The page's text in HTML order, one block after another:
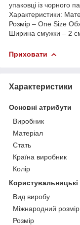
упаковці із чорного
Характеристики:
Розмір – One Size
Ширина смужки – 2
Приховати
Характеристики
Основні атрибути
Виробник
Матеріал
Стать
Країна виробник
Колір
Користувальницькі
Вид виробу
Міжнародний розмір
Розмір